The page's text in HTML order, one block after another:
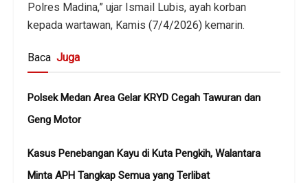
Polres Madina,” ujar Ismail Lubis, ayah korban
kepada wartawan, Kamis (7/4/2026) kemarin.
Baca Juga
Polsek Medan Area Gelar KRYD Cegah Tawuran dan
Geng Motor
Kasus Penebangan Kayu di Kuta Pengkih, Walantara
Minta APH Tangkap Semua yang Terlibat